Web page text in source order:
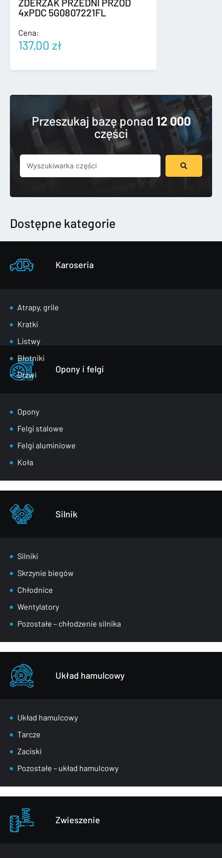
ZDERZAK PRZEDNI PRZÓD
4xPDC 5G0807221FL
Cena:
137,00 zł
Przeszukaj bazę ponad 12 000
części
Szukaj
Dostępne kategorie
Karoseria
Atrapy, grile
Kratki
Listwy
Błotniki
Drzwi
Lusterka
Maski
Nadkola
Pasy przednie
Zderzaki
Pozostałe – części karoserii
Opony i felgi
Opony
Felgi stalowe
Felgi aluminiowe
Koła
Silnik
Silniki
Skrzynie biegów
Chłodnice
Wentylatory
Pozostałe – chłodzenie silnika
Układ hamulcowy
Układ hamulcowy
Tarcze
Zaciski
Pozostałe – układ hamulcowy
Zwieszenie